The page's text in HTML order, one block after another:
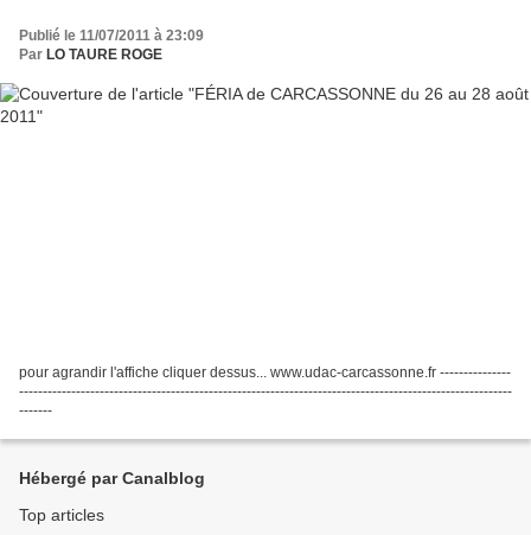
Publié le 11/07/2011 à 23:09
Par LO TAURE ROGE
pour agrandir l'affiche cliquer dessus... www.udac-carcassonne.fr ---------------
--------------------------------------------------------------------------------------------------------
-------
Hébergé par Canalblog
Top articles